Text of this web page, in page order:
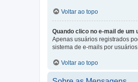
Voltar ao topo
Quando clico no e-mail de um
Apenas usuários registrados
sistema de e-mails por
Voltar ao topo